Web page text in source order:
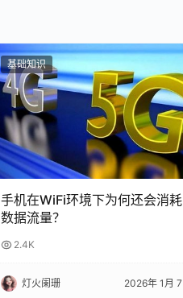
基础知识
手机在WiFi环境下为何还会消耗
数据流量？
2.4K
灯火阑珊 2026年 1月